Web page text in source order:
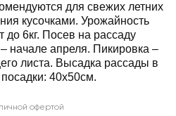
для свежих летних
кусочками. Урожайность
до 6кг. Посев на рассаду
начале апреля. Пикировка –
листа. Высадка рассады в
40х50см.
офертой